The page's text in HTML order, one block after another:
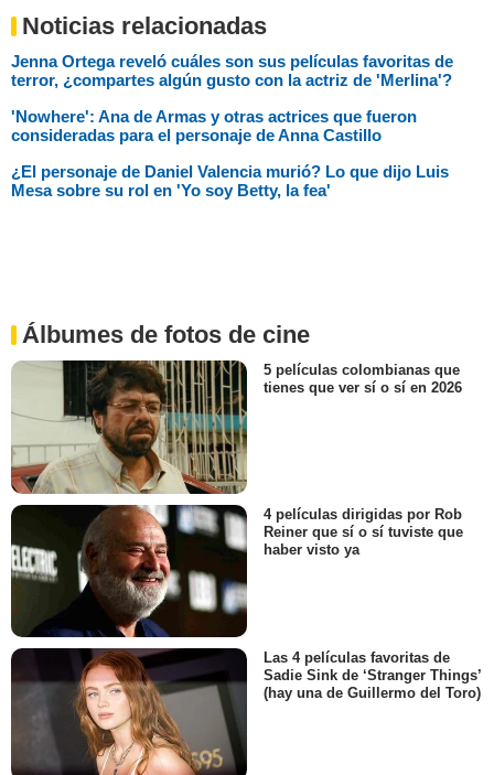
Noticias relacionadas
Jenna Ortega reveló cuáles son sus películas favoritas de
terror, ¿compartes algún gusto con la actriz de 'Merlina'?
'Nowhere': Ana de Armas y otras actrices que fueron
consideradas para el personaje de Anna Castillo
¿El personaje de Daniel Valencia murió? Lo que dijo Luis
Mesa sobre su rol en 'Yo soy Betty, la fea'
Álbumes de fotos de cine
5 películas colombianas que
tienes que ver sí o sí en 2026
4 películas dirigidas por Rob
Reiner que sí o sí tuviste que
haber visto ya
Las 4 películas favoritas de
Sadie Sink de ‘Stranger Things’
(hay una de Guillermo del Toro)